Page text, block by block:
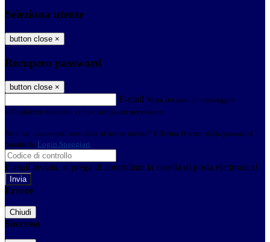
Seleziona utente
button close ×
Recupero password
button close ×
E-mail Verrà inviato un messaggio
all'indirizzo indicato con le istruzioni necessarie.
Non hai una e-mail associata al nome utente? Effettua il reset della password
tramite la Login Spaggiari
E-mail inviata, si prega di controllare la casella di posta elettronica!
Errore
Chiudi
Successo